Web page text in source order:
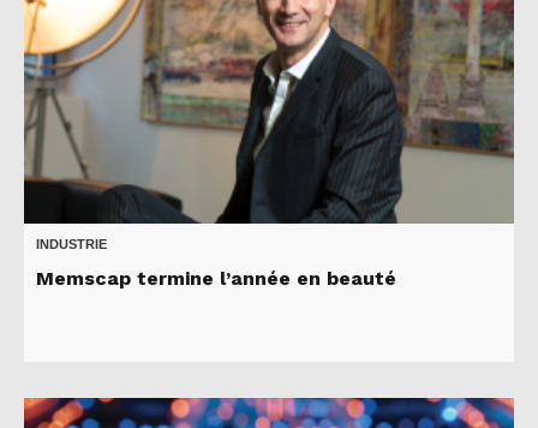
INDUSTRIE
Memscap termine l’année en beauté